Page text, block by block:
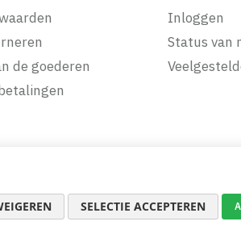
de goederen
Inloggen
Status van
SELECTIE ACCEPTEREN